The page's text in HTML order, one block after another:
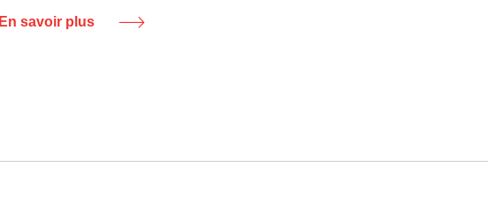
En savoir plus